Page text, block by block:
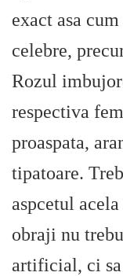
exact asa
celebre,
Rozul
respectiva
proaspata,
tipatoare.
aspcetul
obraji nu
artificial, ci sa